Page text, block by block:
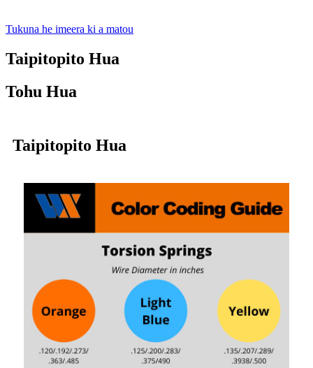
Tukuna he imeera ki a matou
Taipitopito Hua
Tohu Hua
Taipitopito Hua